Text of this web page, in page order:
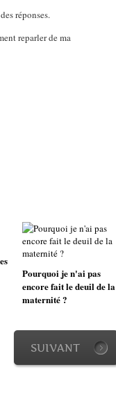
réponses.
reparler de ma
Pourquoi je n'ai pas
encore fait le deuil de la
maternité ?
SUIVANT